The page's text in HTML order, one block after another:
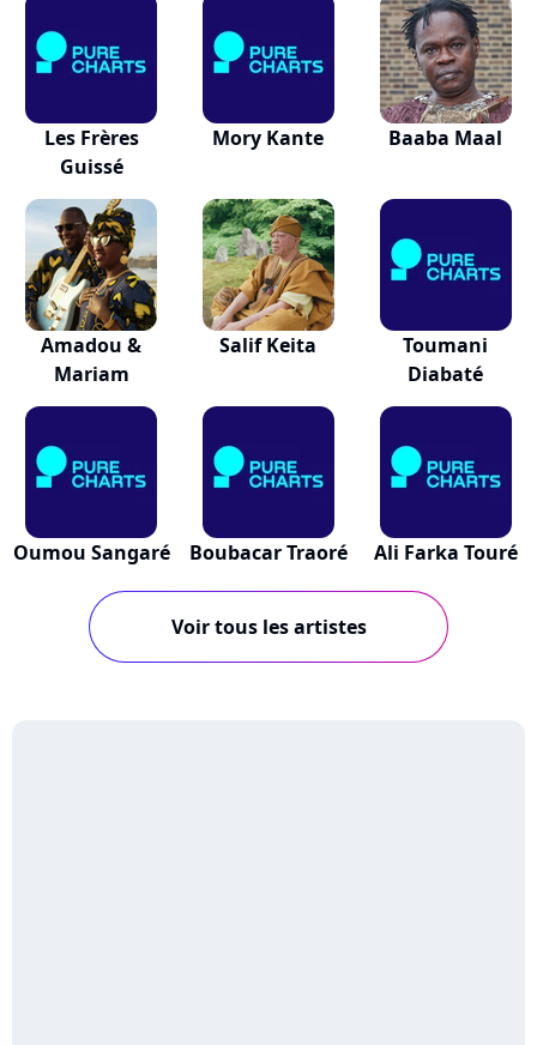
Les Frères
Guissé
Mory Kante Baaba Maal
Amadou &
Mariam
Salif Keita
Toumani
Diabaté
Oumou Sangaré Boubacar Traoré Ali Farka Touré
Voir tous les artistes